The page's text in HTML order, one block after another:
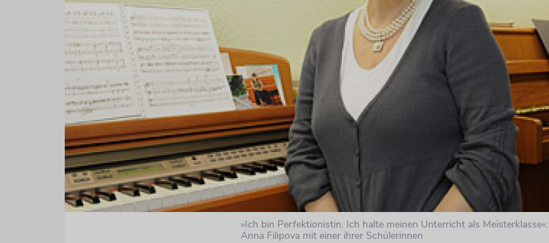
»Ich bin Perfektionistin. Ich halte meinen Unterricht als Meisterklasse«:
Anna Filipova mit einer ihrer Schülerinnen